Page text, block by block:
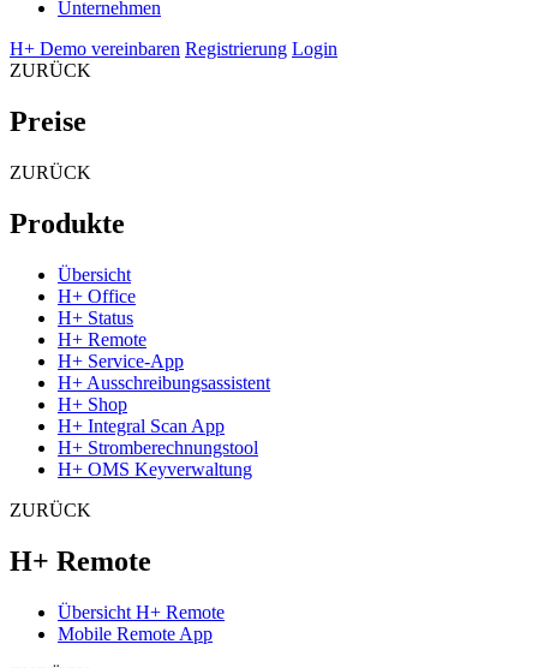
Unternehmen
H+ Demo vereinbaren Registrierung Login
ZURÜCK
Preise
ZURÜCK
Produkte
Übersicht
H+ Office
H+ Status
H+ Remote
H+ Service-App
H+ Ausschreibungsassistent
H+ Shop
H+ Integral Scan App
H+ Stromberechnungstool
H+ OMS Keyverwaltung
ZURÜCK
H+ Remote
Übersicht H+ Remote
Mobile Remote App